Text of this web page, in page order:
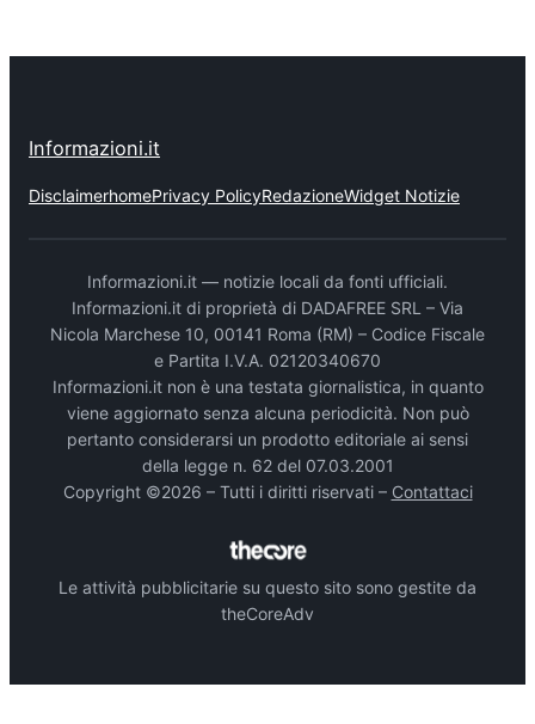
Informazioni.it
DisclaimerhomePrivacy PolicyRedazioneWidget Notizie
Informazioni.it — notizie locali da fonti ufficiali.
Informazioni.it di proprietà di DADAFREE SRL – Via
Nicola Marchese 10, 00141 Roma (RM) – Codice Fiscale
e Partita I.V.A. 02120340670
Informazioni.it non è una testata giornalistica, in quanto
viene aggiornato senza alcuna periodicità. Non può
pertanto considerarsi un prodotto editoriale ai sensi
della legge n. 62 del 07.03.2001
Copyright ©2026 – Tutti i diritti riservati – Contattaci
Le attività pubblicitarie su questo sito sono gestite da
theCoreAdv